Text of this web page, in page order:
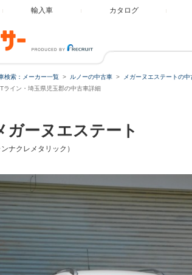
輸入車 カタログ
検索：メーカー一覧 ルノーの中古車 メガーヌエステートの中
ライン・埼玉県児玉郡の中古車詳細
ガーヌエステート
ナクレメタリック）